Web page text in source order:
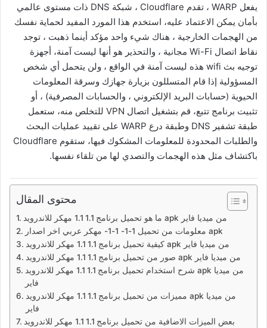
يفعل WARP ، تقدم Cloudflare ، شبكة DNS ذات مستوى عالمي
بأمان يمكن الاعتماد عليه، استخدم هذا المورد المفيد لحماية نفسك
من الهجمات الخارجية ، هناك شيء واحد مؤكد أينما ذهبت ، توجد
نقاط اتصال Wi-Fi مجانية ، والتحذير هو أنها ليست آمنة، أجهزة
توجيه بث wifi هذه ليست آمنة في الواقع ، ولن يتحمل أي شخص
المسؤولية إذا قام المتسللون بزيارة جهازك وسرقة المعلومات
الحيوية (حسابات البريد الإلكتروني ، والحسابات المصرفية) ، أو
تثبيت برنامج تتبع، قم بتشغيل اتصال VPN للتخلص منه، ستعمل
طبقة تشفير DNS وطبقة درع WARP على تقييد عمليات البحث
والطلبات المحدودة للمعلومات المشكوك فيها، ستقوم Cloudflare
باكتشاف مثل هذه الهجمات والتصدي لها من تلقاء نفسها.
محتوى المقال
ما هو تحميل برنامج 1.1 1.1 مهكر للاندرويد apk من ميديا فاير
معلومات من تحميل 1-1- 1-1- مهكر عربي اخر اصدار apk
كيفية تحميل برنامج 1.1 1.1 مهكر للاندرويد apk من ميديا فاير
صور من تحميل برنامج 1.1 1.1 مهكر للاندرويد apk من ميديا فاير
شرح استخدام تحميل برنامج 1.1 1.1 مهكر للاندرويد apk من ميديا
فاير
مميزات من تحميل برنامج 1.1 1.1 مهكر للاندرويد apk من ميديا
فاير
بعض الميزات الاضافية من تحميل برنامج 1.1 1.1 مهكر للاندرويد